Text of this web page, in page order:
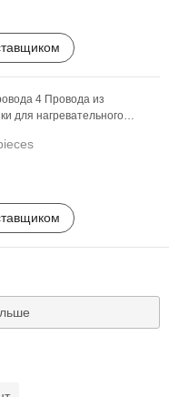
4 Провода из
для нагревательного